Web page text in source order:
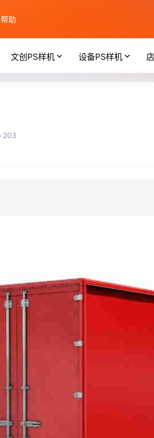
帮助
文创PS样机 设备PS样机
203